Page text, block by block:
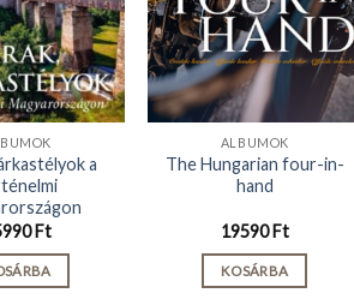
a
Ft
ALBUMOK
The Hungarian four-in-
hand
19590Ft
KOSÁRBA